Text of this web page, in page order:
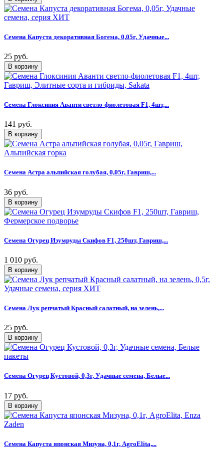
Семена Капуста декоративная Богема, 0,05г, Удачные...
25 руб.
Семена Глоксиния Аванти светло-фиолетовая F1, 4шт,...
141 руб.
Семена Астра альпийская голубая, 0,05г, Гавриш,...
36 руб.
Семена Огурец Изумруды Скифов F1, 250шт, Гавриш,...
1 010 руб.
Семена Лук репчатый Красный салатный, на зелень,...
25 руб.
Семена Огурец Кустовой, 0,3г, Удачные семена, Белые...
17 руб.
Семена Капуста японская Мизуна, 0,1г, AgroElita,...